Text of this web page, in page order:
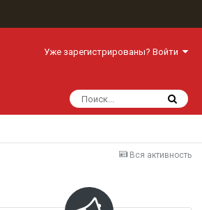
Уже зарегистрированы? Войти
Вся активность